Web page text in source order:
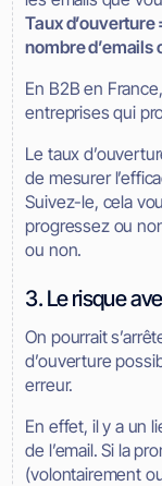
Taux
nombre d’emails
En B2B en
entreprises qui
Le taux
de mesurer
Suivez-le, cela
progressez ou
ou non.
3. Le risque
On pourrait
d’ouverture
erreur.
En effet, il y a un
de l’email. Si la
(volontairement